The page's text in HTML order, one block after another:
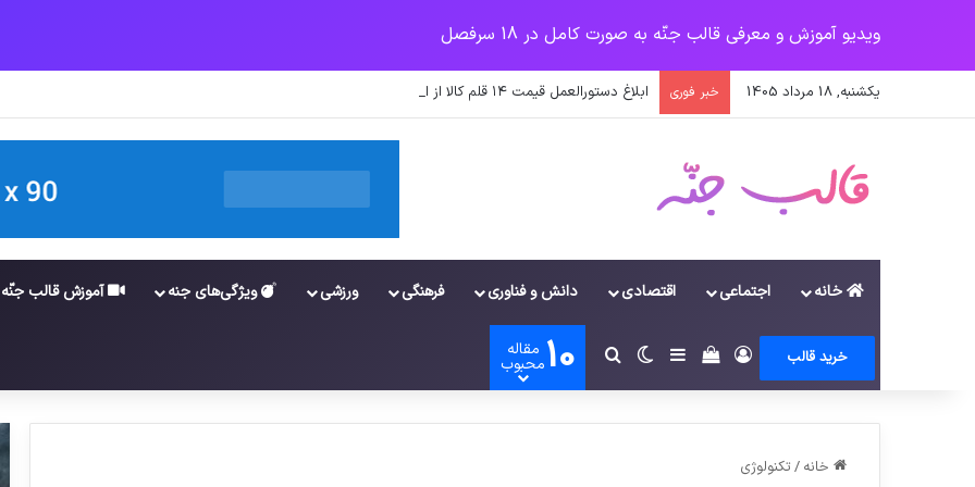
ویدیو آموزش و معرفی قالب جنّه به صورت کامل در 18 سرفصل
یکشنبه, 18 مرداد 1405 خبر فوری ابلاغ دستورالعمل قیمت ۱۴ قلم کالا از امروز/ با متخلفان برخورد قانونی می‌شود
خانه اجتماعی اقتصادی دانش و فناوری فرهنگی ورزشی ویژگی‌های جنه آموزش قالب جنّه
خرید قالب وروددیدن سبد خرید
سایدبارتغییر پوسته
جستجو برای
10 مقاله
محبوب
خانه / تکنولوژی